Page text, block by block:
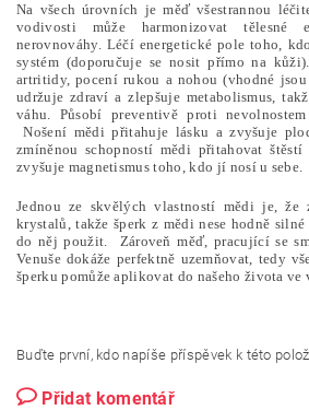
Na všech úrovních je měď všestrannou
vodivosti může harmonizovat
nerovnováhy. Léčí energetické pole toho,
systém (doporučuje se nosit přímo na
artritidy, pocení rukou a nohou (vhodné
udržuje zdraví a zlepšuje metabolismus,
váhu. Působí preventivě proti
Nošení mědi přitahuje lásku a zvyšuje
zmíněnou schopností mědi přitahovat
zvyšuje magnetismus toho, kdo jí nosí u sebe.
Jednou ze skvělých vlastností mědi je, že
krystalů, takže šperk z mědi nese hodně
do něj použit. Zároveň měď, pracující se
Venuše dokáže perfektně uzemňovat, tedy
šperku pomůže aplikovat do našeho života ve
Buďte první, kdo napíše příspěvek k této
Přidat komentář